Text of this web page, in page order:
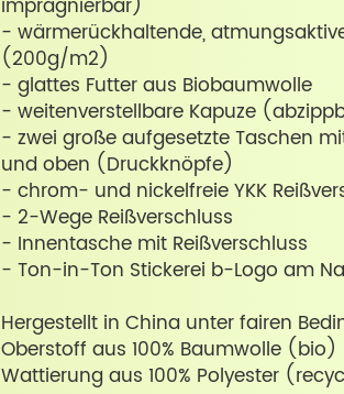
imprägnierbar)
- wärmerückhaltende,
(200g/m2)
- glattes Futter aus Biobaumwolle
- weitenverstellbare Kapuze
- zwei große aufgesetzte Taschen
und oben (Druckknöpfe)
- chrom- und nickelfreie YKK
- 2-Wege Reißverschluss
- Innentasche mit Reißverschluss
- Ton-in-Ton Stickerei b-Logo am
Hergestellt in China unter fairen
Oberstoff aus 100% Baumwolle (bio)
Wattierung aus 100% Polyester